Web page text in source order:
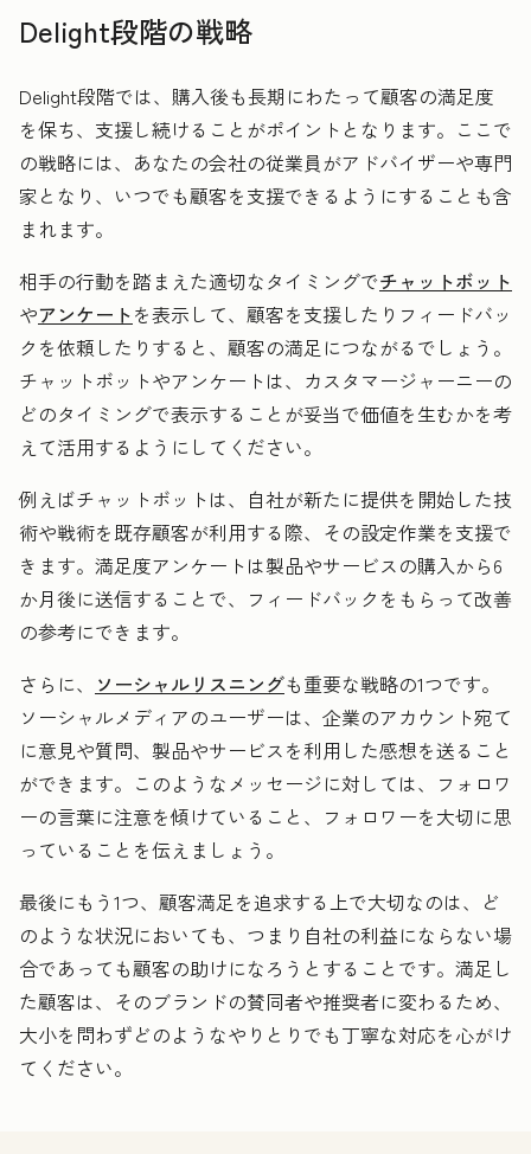
Delight段階の戦略
Delight段階では、購入後も長期にわたって顧客の満足度
を保ち、支援し続けることがポイントとなります。ここで
の戦略には、あなたの会社の従業員がアドバイザーや専門
家となり、いつでも顧客を支援できるようにすることも含
まれます。
相手の行動を踏まえた適切なタイミングでチャットボット
やアンケートを表示して、顧客を支援したりフィードバッ
クを依頼したりすると、顧客の満足につながるでしょう。
チャットボットやアンケートは、カスタマージャーニーの
どのタイミングで表示することが妥当で価値を生むかを考
えて活用するようにしてください。
例えばチャットボットは、自社が新たに提供を開始した技
術や戦術を既存顧客が利用する際、その設定作業を支援で
きます。満足度アンケートは製品やサービスの購入から6
か月後に送信することで、フィードバックをもらって改善
の参考にできます。
さらに、 ソーシャルリスニングも重要な戦略の1つです。
ソーシャルメディアのユーザーは、企業のアカウント宛て
に意見や質問、製品やサービスを利用した感想を送ること
ができます。このようなメッセージに対しては、フォロワ
ーの言葉に注意を傾けていること、フォロワーを大切に思
っていることを伝えましょう。
最後にもう1つ、顧客満足を追求する上で大切なのは、ど
のような状況においても、つまり自社の利益にならない場
合であっても顧客の助けになろうとすることです。満足し
た顧客は、そのブランドの賛同者や推奨者に変わるため、
大小を問わずどのようなやりとりでも丁寧な対応を心がけ
てください。